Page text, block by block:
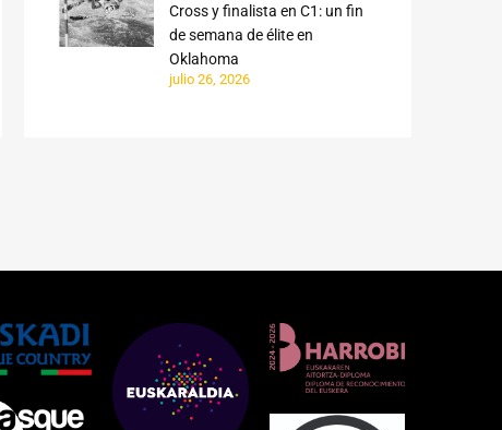
Cross y finalista en C1: un fin
de semana de élite en
Oklahoma
julio 26, 2026